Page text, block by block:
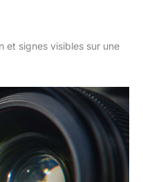
et signes visibles sur une